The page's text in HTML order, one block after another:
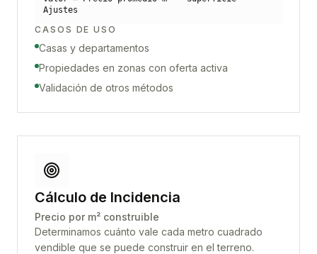
Ajustes
CASOS DE USO
Casas y departamentos
Propiedades en zonas con oferta activa
Validación de otros métodos
Cálculo de Incidencia
Precio por m² construible
Determinamos cuánto vale cada metro cuadrado
vendible que se puede construir en el terreno.